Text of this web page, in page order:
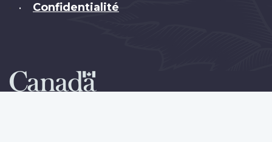
• Confidentialité